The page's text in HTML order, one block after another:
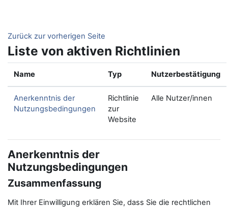
Zurück zur vorherigen Seite
Liste von aktiven Richtlinien
Name Typ Nutzerbestätigung
Anerkenntnis der
Nutzungsbedingungen
Richtlinie
zur
Website
Alle Nutzer/innen
Anerkenntnis der
Nutzungsbedingungen
Zusammenfassung
Mit Ihrer Einwilligung erklären Sie, dass Sie die rechtlichen